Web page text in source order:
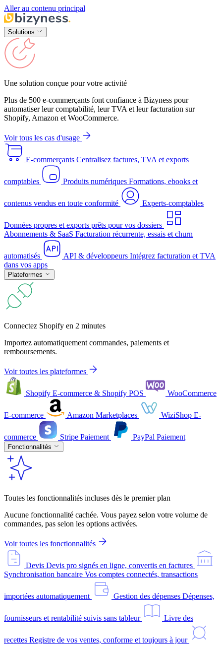
Aller au contenu principal
Solutions
Une solution conçue pour votre activité
Plus de 500 e-commerçants font confiance à Bizyness pour
automatiser leur comptabilité, leur TVA et leur facturation sur
Shopify, Amazon et WooCommerce.
Voir tous les cas d'usage
E-commerçants Centralisez factures, TVA et exports
comptables Produits numériques Formations, ebooks et
contenus vendus en toute conformité Experts-comptables
Données propres et exports prêts pour vos dossiers
Abonnements & SaaS Facturation récurrente, essais et churn
automatisés API & développeurs Intégrez facturation et TVA
dans vos apps
Plateformes
Connectez Shopify en 2 minutes
Importez automatiquement commandes, paiements et
remboursements.
Voir toutes les plateformes
Shopify E-commerce & Shopify POS WooCommerce
E-commerce Amazon Marketplaces WiziShop E-
commerce Stripe Paiement PayPal Paiement
Fonctionnalités
Toutes les fonctionnalités incluses dès le premier plan
Aucune fonctionnalité cachée. Vous payez selon votre volume de
commandes, pas selon les options activées.
Voir toutes les fonctionnalités
Devis Devis pro signés en ligne, convertis en factures
Synchronisation bancaire Vos comptes connectés, transactions
importées automatiquement Gestion des dépenses Dépenses,
fournisseurs et rentabilité suivis sans tableur Livre des
recettes Registre de vos ventes, conforme et toujours à jour